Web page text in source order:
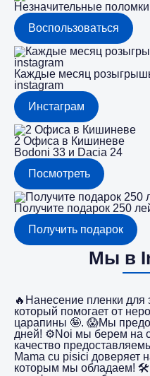
Незначительные
Воспользоваться
Каждые месяц
instagram
Инстаграм
2 Офиса в Кишиневе
Bodoni 33 и Dacia 24
Посмотреть
Получите подарок 250
Получить подарок
Мы в
🔥Нанесение пленки для
который помогает от
царапины 🤪. 😱Мы
дней! ⚙️Noi мы берем на
качество
Mama cu pisici доверяет
которым мы обладаем!